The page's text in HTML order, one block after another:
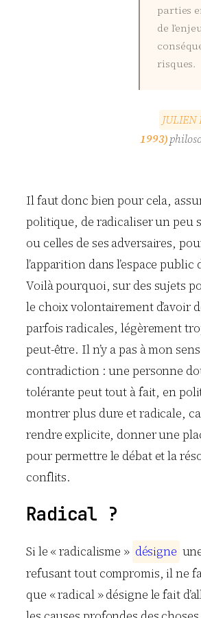
parties
de
risques.
JULIEN
1993)
Il faut donc bien pour cela,
politique, de radicaliser un peu
ou celles de ses adversaires,
l’apparition dans l’espace
Voilà pourquoi, sur des sujets
le choix volontairement d’avoir
parfois radicales, légèrement
peut-être. Il n’y a pas à mon
contradiction : une personne
tolérante peut tout à fait, en
montrer plus dure et radicale,
rendre explicite, donner une
pour permettre le débat et la
conflits.
Radical ?
Si le « radicalisme » désigne
refusant tout compromis, il ne
que « radical » désigne le fait